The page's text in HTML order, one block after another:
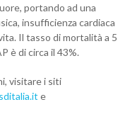
portando ad una
insufficienza cardiaca
Il tasso di mortalità a 5
è di circa il 43%.
visitare i siti
e